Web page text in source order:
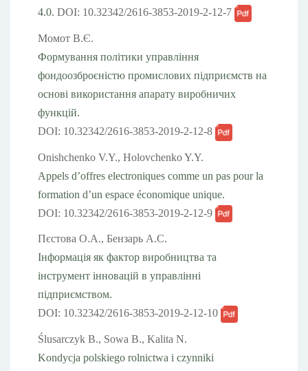
4.0. DOI: 10.32342/2616-3853-2019-2-12-7
Момот В.Є.
Формування політики управління
фондоозброєністю промислових підприємств на
основі використання апарату виробничих
функцій.
DOI: 10.32342/2616-3853-2019-2-12-8
Onіshchenko V.Y., Holovchenko Y.Y.
Appels d’offres electroniques comme un pas pour la
formation d’un espace économique unique.
DOI: 10.32342/2616-3853-2019-2-12-9
Пєстова О.А., Бензарь А.С.
Інформація як фактор виробництва та
інструмент інновацій в управлінні
підприємством.
DOI: 10.32342/2616-3853-2019-2-12-10
Ślusarczyk B., Sowa B., Kalita N.
Kondycja polskiego rolnictwa i czynniki